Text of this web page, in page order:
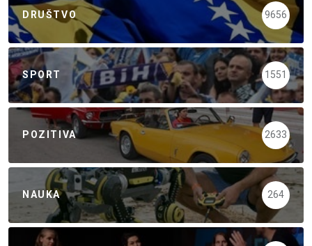
DRUŠTVO 9656
SPORT 1551
POZITIVA 2633
NAUKA 264